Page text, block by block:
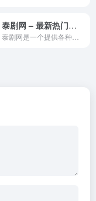
泰剧网 – 最新热门泰剧、泰影免费在线看! 一起来看泰剧啦! 泰剧TV网!!